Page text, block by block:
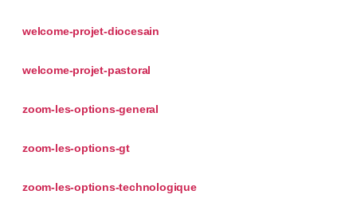
welcome-projet-diocesain
welcome-projet-pastoral
zoom-les-options-general
zoom-les-options-gt
zoom-les-options-technologique